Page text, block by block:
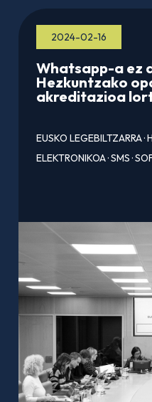
2024-02-16
Whatsapp-a ez
Hezkuntzako
akreditazioa
EUSKO LEGEBILTZARRA·
ELEKTRONIKOA·SMS·